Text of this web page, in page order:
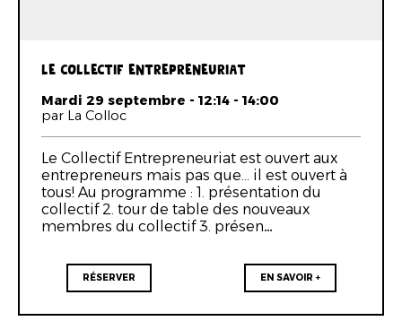
LE COLLECTIF ENTREPRENEURIAT
Mardi 29 septembre - 12:14 - 14:00
par La Colloc
Le Collectif Entrepreneuriat est ouvert aux
entrepreneurs mais pas que... il est ouvert à
tous! Au programme : 1. présentation du
collectif 2. tour de table des nouveaux
membres du collectif 3. présen…
RÉSERVER EN SAVOIR +